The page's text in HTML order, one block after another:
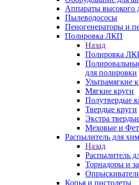
Аппараты высокого
Пылеводососы
Пеногенераторы и
Полировка ЛКП
Назад
Полировка
для полировки
Ультрамягкие
Мягкие круги
Полутвердые
Твердые круги
Экстра
Меховые и
Распылитель для
Назад
Распылитель
Торнадоры и
Копья и пистолеты